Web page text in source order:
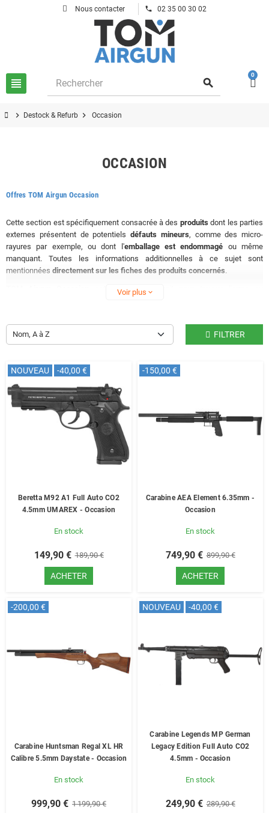
Nous contacter phone 02 35 00 30 02
view_headline search
0
chevron_right Destock & Refurb chevron_right Occasion
OCCASION
Offres TOM Airgun Occasion
Cette section est spécifiquement consacrée à des produitsdont les parties
externes présentent de potentiels défauts mineurs, comme des micro-
rayures par exemple, ou dont l'emballage est endommagé ou même
manquant. Toutes les informations additionnelles à ce sujet sont
mentionnées directement sur les fiches des produits concernés.
est le parfait endroit pour trouver l'arme ou
section.
Voir plus expand_more
Nom, A à Z FILTRER
-40,00 €
NOUVEAU
Beretta M92 A1 Full Auto CO2
4.5mm UMAREX - Occasion
En stock
149,90 € 189,90 €
ACHETER
-150,00 €
Carabine AEA Element 6.35mm -
Occasion
En stock
749,90 € 899,90 €
ACHETER
-200,00 €
Carabine Huntsman Regal XL HR
Calibre 5.5mm Daystate - Occasion
En stock
999,90 € 1 199,90 €
-40,00 €
NOUVEAU
Carabine Legends MP German
Legacy Edition Full Auto CO2
4.5mm - Occasion
En stock
249,90 € 289,90 €